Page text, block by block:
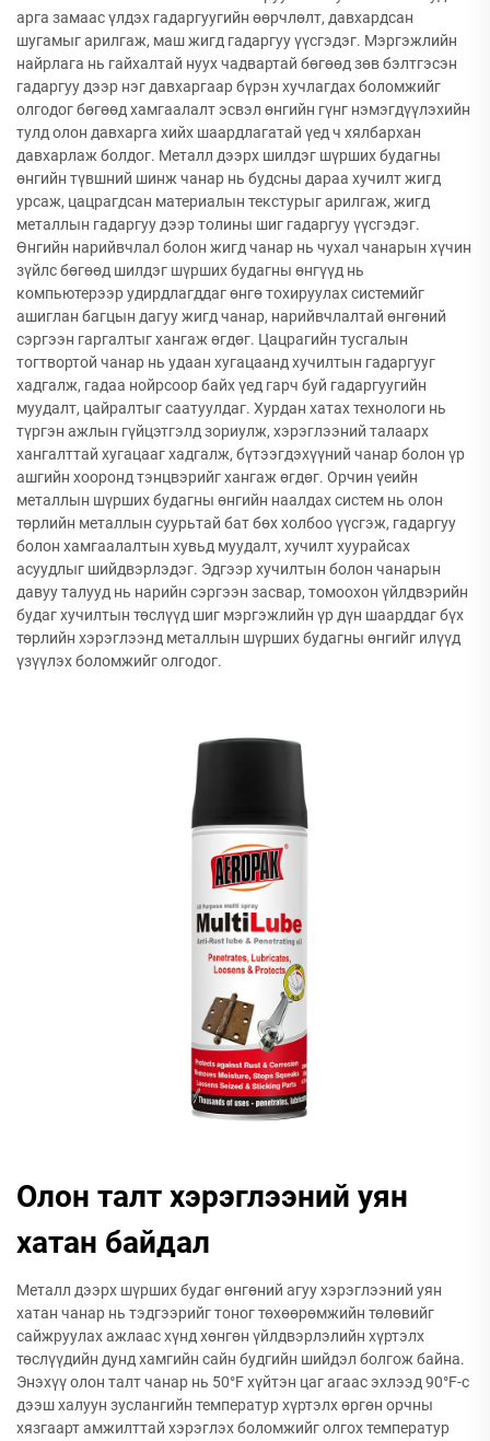
арга замаас үлдэх гадаргуугийн өөрчлөлт, давхардсан
шугамыг арилгаж, маш жигд гадаргуу үүсгэдэг. Мэргэжлийн
найрлага нь гайхалтай нуух чадвартай бөгөөд зөв бэлтгэсэн
гадаргуу дээр нэг давхаргаар бүрэн хучлагдах боломжийг
олгодог бөгөөд хамгаалалт эсвэл өнгийн гүнг нэмэгдүүлэхийн
тулд олон давхарга хийх шаардлагатай үед ч хялбархан
давхарлаж болдог. Металл дээрх шилдэг шүрших будагны
өнгийн түвшний шинж чанар нь будсны дараа хучилт жигд
урсаж, цацрагдсан материалын текстурыг арилгаж, жигд
металлын гадаргуу дээр толины шиг гадаргуу үүсгэдэг.
Өнгийн нарийвчлал болон жигд чанар нь чухал чанарын хүчин
зүйлс бөгөөд шилдэг шүрших будагны өнгүүд нь
компьютерээр удирдлагддаг өнгө тохируулах системийг
ашиглан багцын дагуу жигд чанар, нарийвчлалтай өнгөний
сэргээн гаргалтыг хангаж өгдөг. Цацрагийн тусгалын
тогтвортой чанар нь удаан хугацаанд хучилтын гадаргууг
хадгалж, гадаа нойрсоор байх үед гарч буй гадаргуугийн
муудалт, цайралтыг саатуулдаг. Хурдан хатах технологи нь
түргэн ажлын гүйцэтгэлд зориулж, хэрэглээний талаарх
хангалттай хугацааг хадгалж, бүтээгдэхүүний чанар болон үр
ашгийн хооронд тэнцвэрийг хангаж өгдөг. Орчин үеийн
металлын шүрших будагны өнгийн наалдах систем нь олон
төрлийн металлын суурьтай бат бөх холбоо үүсгэж, гадаргуу
болон хамгаалалтын хувьд муудалт, хучилт хуурайсах
асуудлыг шийдвэрлэдэг. Эдгээр хучилтын болон чанарын
давуу талууд нь нарийн сэргээн засвар, томоохон үйлдвэрийн
будаг хучилтын төслүүд шиг мэргэжлийн үр дүн шаарддаг бүх
төрлийн хэрэглээнд металлын шүрших будагны өнгийг илүүд
үзүүлэх боломжийг олгодог.
Олон талт хэрэглээний уян
хатан байдал
Металл дээрх шүрших будаг өнгөний агуу хэрэглээний уян
хатан чанар нь тэдгээрийг тоног төхөөрөмжийн төлөвийг
сайжруулах ажлаас хүнд хөнгөн үйлдвэрлэлийн хүртэлх
төслүүдийн дунд хамгийн сайн будгийн шийдэл болгож байна.
Энэхүү олон талт чанар нь 50°F хүйтэн цаг агаас эхлээд 90°F-с
дээш халуун зуслангийн температур хүртэлх өргөн орчны
хязгаарт амжилттай хэрэглэх боломжийг олгох температур